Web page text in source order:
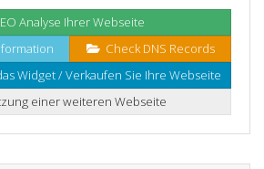
Analyse Ihrer Webseite
Check DNS Records
Widget / Verkaufen Sie Ihre Webseite
einer weiteren Webseite